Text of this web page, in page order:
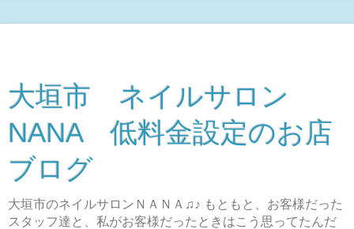
大垣市 ネイルサロン
NANA 低料金設定のお店
ブログ
大垣市のネイルサロンＮＡＮＡ♫♪ もともと、お客様だった
スタッフ達と、私がお客様だったときはこう思ってたんだ